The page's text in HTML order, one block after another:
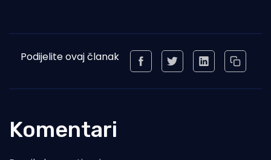
Podijelite ovaj članak
Komentari